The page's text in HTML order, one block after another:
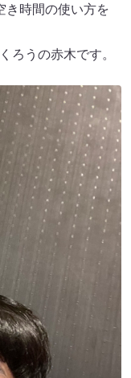
き時間の使い方を
ろうの赤木です。